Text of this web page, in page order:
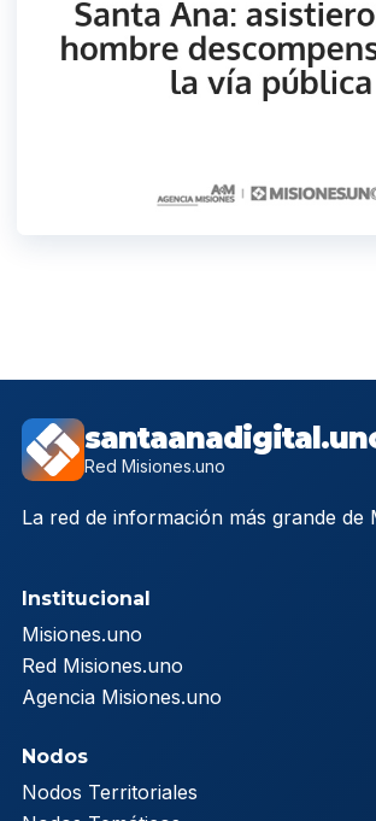
Red Misiones.uno
La red de información más grande de
Institucional
Misiones.uno
Red Misiones.uno
Agencia Misiones.uno
Nodos
Nodos Territoriales